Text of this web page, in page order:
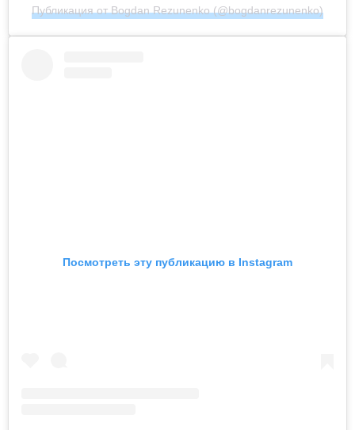
Публикация от Bogdan Rezunenko (@bogdanrezunenko)
Посмотреть эту публикацию в Instagram